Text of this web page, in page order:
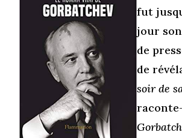
fut
jour
de
de
soir de